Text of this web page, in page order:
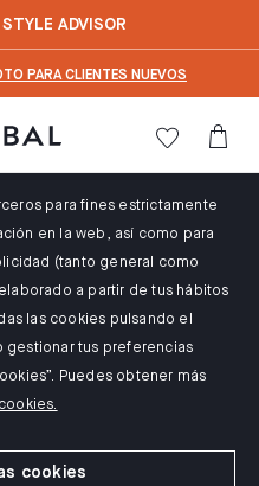
ADVISOR
PARA CLIENTES NUEVOS
para fines estrictamente
en la web, así como para
(tanto general como
a partir de tus hábitos
las cookies pulsando el
gestionar tus preferencias
Puedes obtener más
cookies